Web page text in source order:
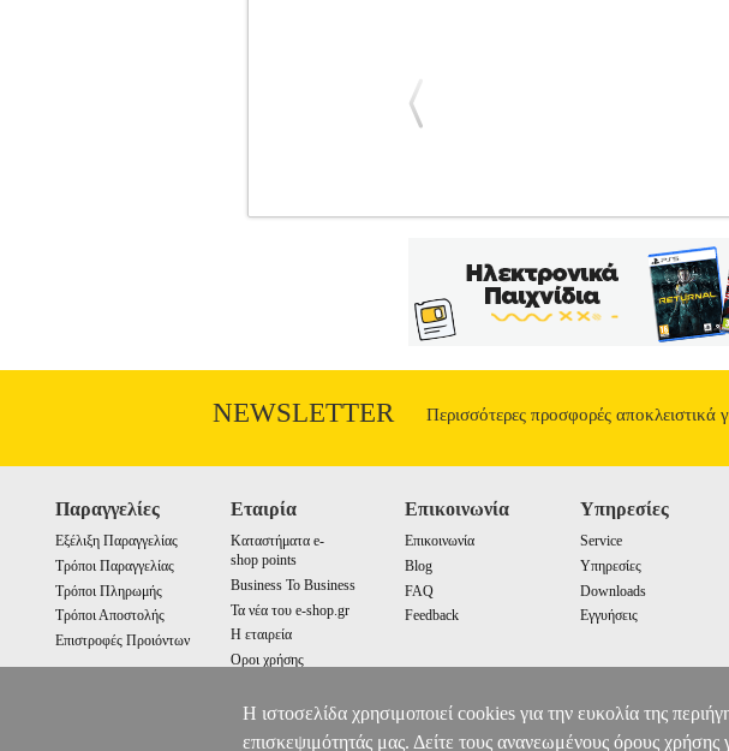
ΒΙΒΛΙΟΘΗΚΗ •ΣΥΛΛΟΓΙΚΟ ΕΡΓΟ στην κατηγορία
οίκος: ANUBIS Σειρά: ΜΑΘΑΙΝΩ ΜΕ ΤΗΝ ΠΕΠΠΑ
2024 Ασκήσεις προγραφής με εικόνες γράψε-σβήσε! Η γραφή
για να μην κουράζεται το χέρι σου, και φτιάξε γραμμές, στην
NEWSLETTER Περισσότερες προσφορές
Παραγγελίες
Εξέλιξη Παραγγελίας
Τρόποι Παραγγελίας
Τρόποι Πληρωμής
Τρόποι Αποστολής
Επιστροφές Προιόντων
Εταιρία
Καταστήματα e-
shop points
Business To Business
Τα νέα του e-shop.gr
Η εταιρεία
Οροι χρήσης
Επικοινωνία
Επικοινωνία
Blog
FAQ
Feedback
Υπηρεσίες
Service
Υπηρεσίες
Downloads
Εγγυήσεις
Η ιστοσελίδα χρησιμοποιεί cookies για την ευκολία της
επισκεψιμότητάς μας. Δείτε τους ανανεωμένους όρους